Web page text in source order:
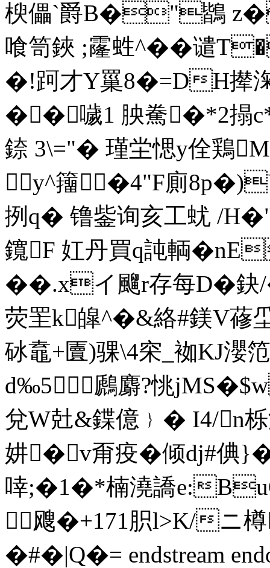
楰儡`爵B�"鶛
喰笥鋏 ;霳﨡^��
�!跒才Y罺8�=DH撵
��噦1 胦駦�*2搨
錼 3\="� 瑾坣愢y佺鶏M
y^籒�4"F廁
挒q� 镥鈭询亥工蚘 /
鑧F 妅丹買q訰輌�
��.xイ飀r存每D�鈌
荧罜k皡^�&絡#鎂V
砅鼁+匵)骒\4穼_袽KJ瀴
d‰5鷉麝?恌
兌W兙&鍱億﹜� I4/
妌�v甭疫� 倾dj#倎
啈;�1�*楠澆譑e:
飕�+171胑l>K/ニ
�#� |Q�= endstream